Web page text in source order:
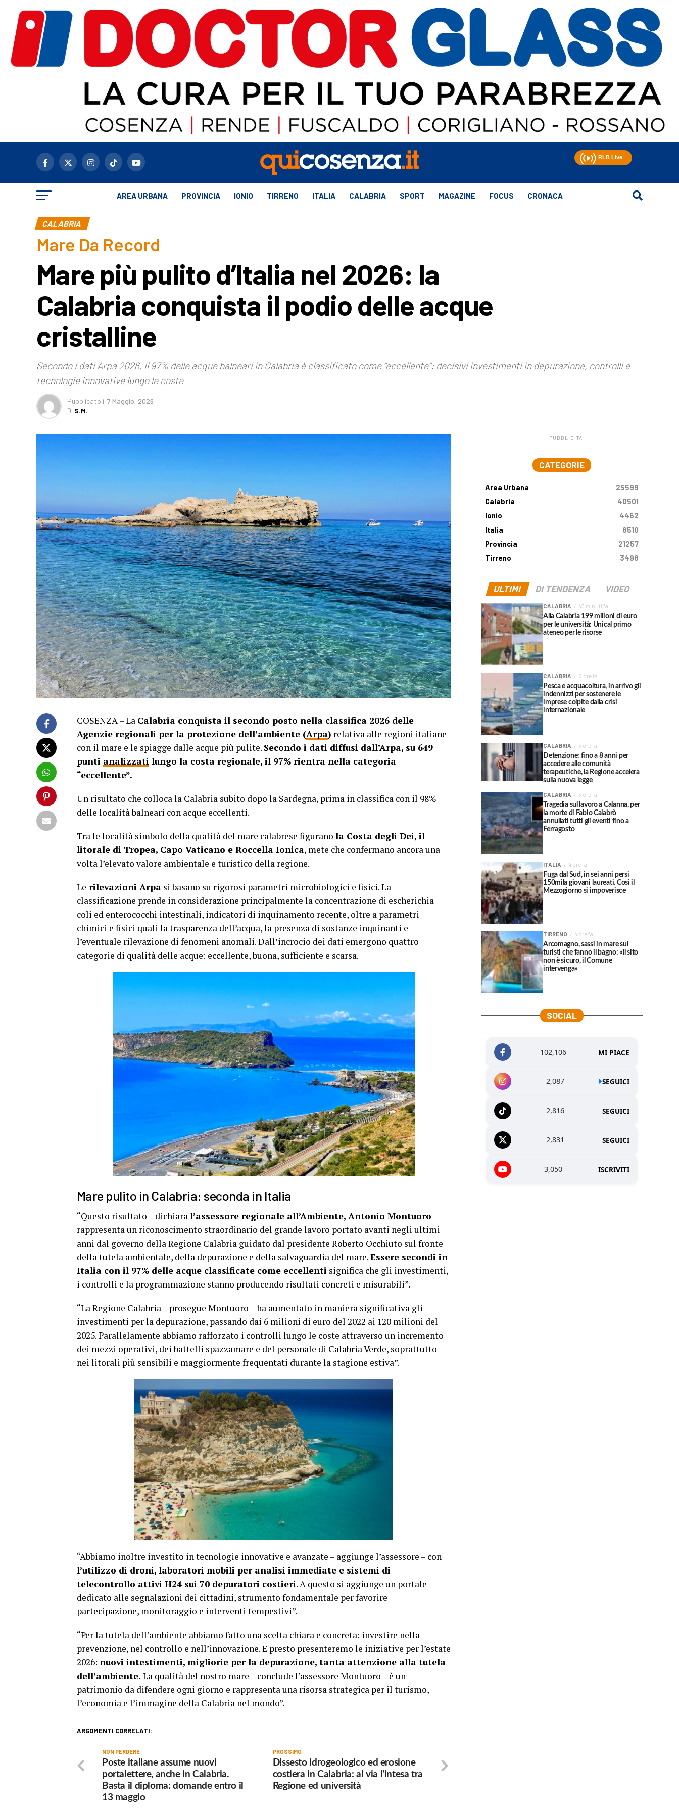
AREA URBANA PROVINCIA IONIO TIRRENO ITALIA CALABRIA SPORT MAGAZINE FOCUS CRONACA
CALABRIA
Mare Da Record
Mare più pulito d’Italia nel 2026: la
Calabria conquista il podio delle acque
cristalline
Secondo i dati Arpa 2026, il 97% delle acque balneari in Calabria è classificato come “eccellente”: decisivi investimenti in depurazione, controlli e
tecnologie innovative lungo le coste
Pubblicato il 7 Maggio, 2026
Di S.M.
COSENZA – La Calabria conquista il secondo posto nella classifica 2026 delle
Agenzie regionali per la protezione dell’ambiente (Arpa) relativa alle regioni italiane
con il mare e le spiagge dalle acque più pulite. Secondo i dati diffusi dall’Arpa, su 649
punti analizzati lungo la costa regionale, il 97% rientra nella categoria
“eccellente”.
Un risultato che colloca la Calabria subito dopo la Sardegna, prima in classifica con il 98%
delle località balneari con acque eccellenti.
Tra le località simbolo della qualità del mare calabrese figurano la Costa degli Dei, il
litorale di Tropea, Capo Vaticano e Roccella Ionica, mete che confermano ancora una
volta l’elevato valore ambientale e turistico della regione.
Le rilevazioni Arpa si basano su rigorosi parametri microbiologici e fisici. La
classificazione prende in considerazione principalmente la concentrazione di escherichia
coli ed enterococchi intestinali, indicatori di inquinamento recente, oltre a parametri
chimici e fisici quali la trasparenza dell’acqua, la presenza di sostanze inquinanti e
l’eventuale rilevazione di fenomeni anomali. Dall’incrocio dei dati emergono quattro
categorie di qualità delle acque: eccellente, buona, sufficiente e scarsa.
Mare pulito in Calabria: seconda in Italia
“Questo risultato – dichiaral’assessore regionale all’Ambiente, Antonio Montuoro –
rappresenta un riconoscimento straordinario del grande lavoro portato avanti negli ultimi
anni dal governo della Regione Calabria guidato dal presidente Roberto Occhiuto sul fronte
della tutela ambientale, della depurazione e della salvaguardia del mare.Essere secondi in
Italia con il 97% delle acque classificate come eccellenti significa che gli investimenti,
i controlli e la programmazione stanno producendo risultati concreti e misurabili”.
“La Regione Calabria – prosegue Montuoro – ha aumentato in maniera significativa gli
investimenti per la depurazione, passando dai 6 milioni di euro del 2022 ai 120 milioni del
2025. Parallelamente abbiamo rafforzato i controlli lungo le coste attraverso un incremento
dei mezzi operativi, dei battelli spazzamare e del personale di Calabria Verde, soprattutto
nei litorali più sensibili e maggiormente frequentati durante la stagione estiva”.
“Abbiamo inoltre investito in tecnologie innovative e avanzate – aggiunge l’assessore – con
l’utilizzo di droni, laboratori mobili per analisi immediate e sistemi di
telecontrollo attivi H24 sui 70 depuratori costieri. A questo si aggiunge un portale
dedicato alle segnalazioni dei cittadini, strumento fondamentale per favorire
partecipazione, monitoraggio e interventi tempestivi”.
“Per la tutela dell’ambiente abbiamo fatto una scelta chiara e concreta: investire nella
prevenzione, nel controllo e nell’innovazione. E presto presenteremo le iniziative per l’estate
2026: nuovi intestimenti, migliorie per la depurazione, tanta attenzione alla tutela
dell’ambiente. La qualità del nostro mare – conclude l’assessore Montuoro – è un
patrimonio da difendere ogni giorno e rappresenta una risorsa strategica per il turismo,
l’economia e l’immagine della Calabria nel mondo”.
ARGOMENTI CORRELATI:
PROSSIMO
Dissesto idrogeologico ed erosione
costiera in Calabria: al via l’intesa tra
Regione ed università
NON PERDERE
Poste italiane assume nuovi
portalettere, anche in Calabria.
Basta il diploma: domande entro il
13 maggio
PUBBLICITÀ
CATEGORIE
Area Urbana
25599
Calabria
40501
Ionio
4462
Italia
8510
Provincia
21257
Tirreno
3498
ULTIMI DI TENDENZA VIDEO
CALABRIA 43 minuti fa
Alla Calabria 199 milioni di euro
per le università: Unical primo
ateneo per le risorse
CALABRIA 2 ore fa
Pesca e acquacoltura, in arrivo gli
indennizzi per sostenere le
imprese colpite dalla crisi
internazionale
CALABRIA 3 ore fa
Detenzione: fino a 8 anni per
accedere alle comunità
terapeutiche, la Regione accelera
sulla nuova legge
CALABRIA 3 ore fa
Tragedia sul lavoro a Calanna, per
la morte di Fabio Calabrò
annullati tutti gli eventi fino a
Ferragosto
ITALIA 4 ore fa
Fuga dal Sud, in sei anni persi
150mila giovani laureati. Così il
Mezzogiorno si impoverisce
TIRRENO 4 ore fa
Arcomagno, sassi in mare sui
turisti che fanno il bagno: «Il sito
non è sicuro, il Comune
intervenga»
SOCIAL
102,106 MI PIACE
2,087 SEGUICI
2,816 SEGUICI
2,831 SEGUICI
3,050 ISCRIVITI